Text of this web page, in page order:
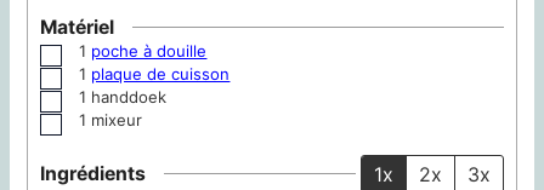
Matériel
▢
1 poche à douille
▢
1 plaque de cuisson
▢
1 handdoek
▢
1 mixeur
Ingrédients 1x 2x 3x